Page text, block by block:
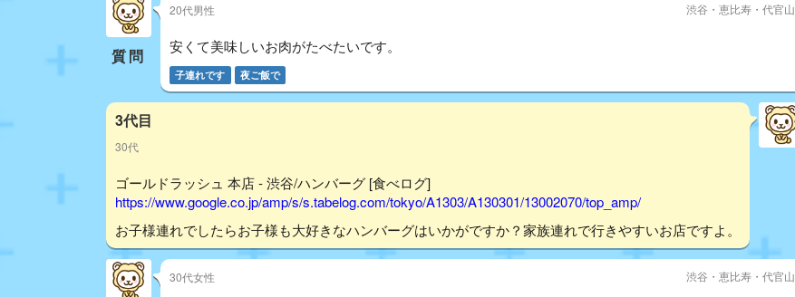
質問
20代男性 渋谷・恵比寿・代官山
安くて美味しいお肉がたべたいです。
子連れです 夜ご飯で
3代目
30代
ゴールドラッシュ 本店 - 渋谷/ハンバーグ [食べログ]
https://www.google.co.jp/amp/s/s.tabelog.com/tokyo/A1303/A130301/13002070/top_amp/
お子様連れでしたらお子様も大好きなハンバーグはいかがですか？家族連れで行きやすいお店ですよ。
30代女性 渋谷・恵比寿・代官山